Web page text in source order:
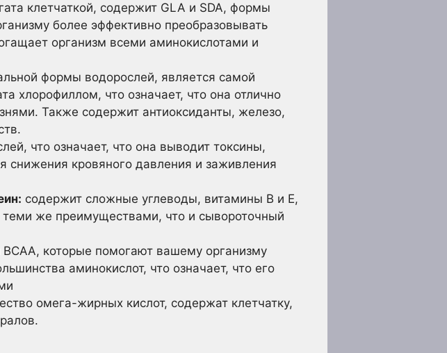
клетчаткой, содержит GLA и SDA, формы
более эффективно преобразовывать
организм всеми аминокислотами и
формы водорослей, является самой
хлорофиллом, что означает, что она отлично
Также содержит антиоксиданты, железо,
что означает, что она выводит токсины,
снижения кровяного давления и заживления
содержит сложные углеводы, витамины В и Е,
же преимуществами, что и сывороточный
ВСАА, которые помогают вашему организму
аминокислот, что означает, что его
омега-жирных кислот, содержат клетчатку,